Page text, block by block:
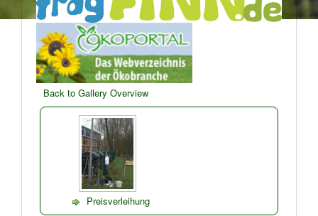
Back to Gallery Overview
Preisverleihung